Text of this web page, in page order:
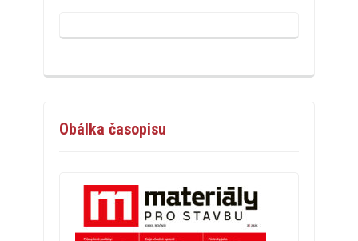
Obálka časopisu